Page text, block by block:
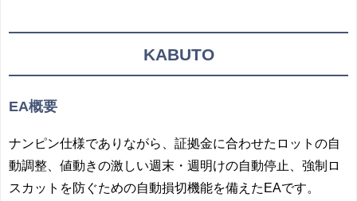
KABUTO
EA概要
ナンピン仕様でありながら、証拠金に合わせたロットの自
動調整、値動きの激しい週末・週明けの自動停止、強制ロ
スカットを防ぐための自動損切機能を備えたEAです。